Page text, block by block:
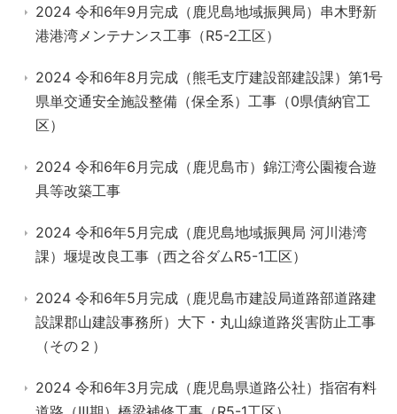
2024 令和6年9月完成（鹿児島地域振興局）串木野新
港港湾メンテナンス工事（R5-2工区）
2024 令和6年8月完成（熊毛支庁建設部建設課）第1号
県単交通安全施設整備（保全系）工事（0県債納官工
区）
2024 令和6年6月完成（鹿児島市）錦江湾公園複合遊
具等改築工事
2024 令和6年5月完成（鹿児島地域振興局 河川港湾
課）堰堤改良工事（西之谷ダムR5-1工区）
2024 令和6年5月完成（鹿児島市建設局道路部道路建
設課郡山建設事務所）大下・丸山線道路災害防止工事
（その２）
2024 令和6年3月完成（鹿児島県道路公社）指宿有料